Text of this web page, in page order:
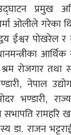
प्रमुख
ओलीले गरेका
ईश्वर पोखरेल
रोजगार तथा
नेपाल
भण्डारी,
रामहरि
डा. राजन